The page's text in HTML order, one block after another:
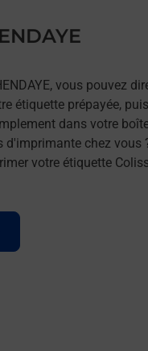
vous pouvez
étiquette prépayée,
dans votre
d'imprimante chez vous
votre étiquette